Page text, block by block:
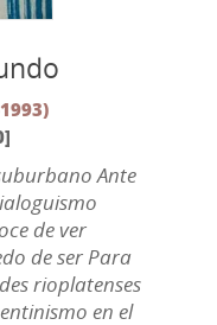
Ante
de ver
de ser Para
rioplatenses
en el